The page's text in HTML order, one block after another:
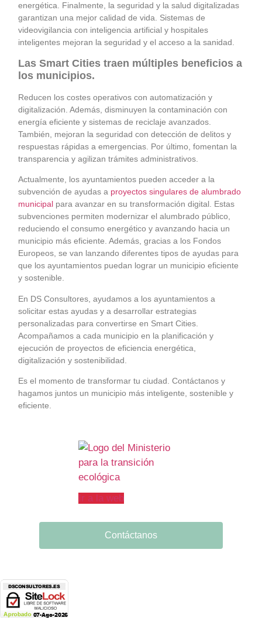
energética. Finalmente, la seguridad y la salud digitalizadas
garantizan una mejor calidad de vida. Sistemas de
videovigilancia con inteligencia artificial y hospitales
inteligentes mejoran la seguridad y el acceso a la sanidad.
Las Smart Cities traen múltiples beneficios a
los municipios.
Reducen los costes operativos con automatización y
digitalización. Además, disminuyen la contaminación con
energía eficiente y sistemas de reciclaje avanzados.
También, mejoran la seguridad con detección de delitos y
respuestas rápidas a emergencias. Por último, fomentan la
transparencia y agilizan trámites administrativos.
Actualmente, los ayuntamientos pueden acceder a la
subvención de ayudas a proyectos singulares de alumbrado
municipal para avanzar en su transformación digital. Estas
subvenciones permiten modernizar el alumbrado público,
reduciendo el consumo energético y avanzando hacia un
municipio más eficiente. Además, gracias a los Fondos
Europeos, se van lanzando diferentes tipos de ayudas para
que los ayuntamientos puedan lograr un municipio eficiente
y sostenible.
En DS Consultores, ayudamos a los ayuntamientos a
solicitar estas ayudas y a desarrollar estrategias
personalizadas para convertirse en Smart Cities.
Acompañamos a cada municipio en la planificación y
ejecución de proyectos de eficiencia energética,
digitalización y sostenibilidad.
Es el momento de transformar tu ciudad. Contáctanos y
hagamos juntos un municipio más inteligente, sostenible y
eficiente.
Ir a la web
Contáctanos